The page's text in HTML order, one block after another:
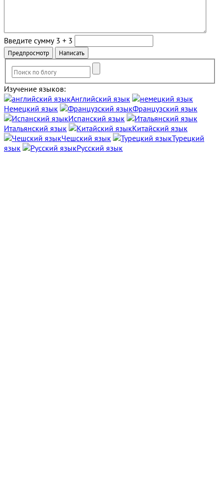
Введите сумму 3 + 3
Изучение языков:
Английский язык
Немецкий язык
Французский язык
Испанский язык
Итальянский язык
Китайский язык
Чешский язык
Турецкий
язык
Русский язык